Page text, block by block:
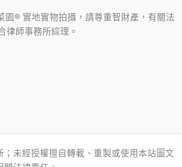
園® 實地實物拍攝，請尊重智財產，有關法
律師事務所綜理。
；未經授權擅自轉載、重製或使用本站圖文